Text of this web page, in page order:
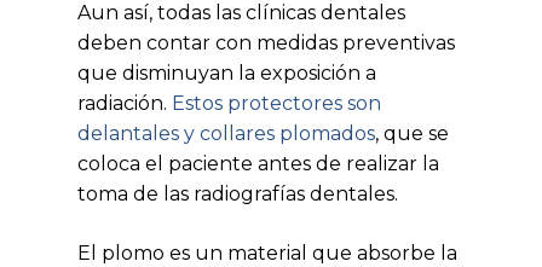
Aun así, todas las clínicas dentales
deben contar con medidas preventivas
que disminuyan la exposición a
radiación. Estos protectores son
delantales y collares plomados, que se
coloca el paciente antes de realizar la
toma de las radiografías dentales.
El plomo es un material que absorbe la